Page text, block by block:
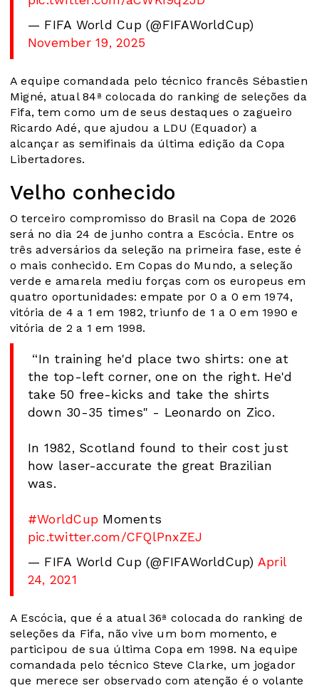
— FIFA World Cup (@FIFAWorldCup)
November 19, 2025
A equipe comandada pelo técnico francês Sébastien
Migné, atual 84ª colocada do ranking de seleções da
Fifa, tem como um de seus destaques o zagueiro
Ricardo Adé, que ajudou a LDU (Equador) a
alcançar as semifinais da última edição da Copa
Libertadores.
Velho conhecido
O terceiro compromisso do Brasil na Copa de 2026
será no dia 24 de junho contra a Escócia. Entre os
três adversários da seleção na primeira fase, este é
o mais conhecido. Em Copas do Mundo, a seleção
verde e amarela mediu forças com os europeus em
quatro oportunidades: empate por 0 a 0 em 1974,
vitória de 4 a 1 em 1982, triunfo de 1 a 0 em 1990 e
vitória de 2 a 1 em 1998.
️ “In training he'd place two shirts: one at
the top-left corner, one on the right. He'd
take 50 free-kicks and take the shirts
down 30-35 times" - Leonardo on Zico.
In 1982, Scotland found to their cost just
how laser-accurate the great Brazilian
was.
#WorldCup Moments
pic.twitter.com/CFQlPnxZEJ
— FIFA World Cup (@FIFAWorldCup) April
24, 2021
A Escócia, que é a atual 36ª colocada do ranking de
seleções da Fifa, não vive um bom momento, e
participou de sua última Copa em 1998. Na equipe
comandada pelo técnico Steve Clarke, um jogador
que merece ser observado com atenção é o volante